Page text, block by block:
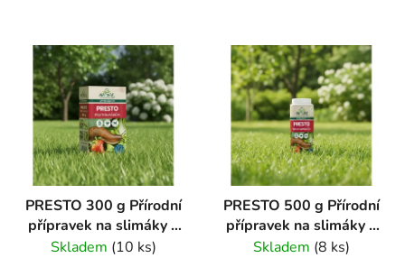
PRESTO 300 g Přírodní
přípravek na slimáky a
plzáky
Skladem (10 ks)
PRESTO 500 g Přírodní
přípravek na slimáky a
plzáky
Skladem (8 ks)